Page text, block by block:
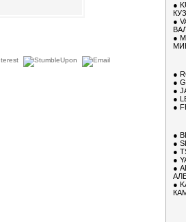
●
●
●
●
●
●
●
●
●
●
●
●
●
●